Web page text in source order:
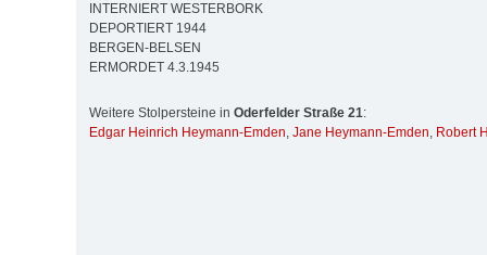
INTERNIERT WESTERBORK
DEPORTIERT 1944
BERGEN-BELSEN
ERMORDET 4.3.1945
Weitere Stolpersteine in Oderfelder Straße 21:
Edgar Heinrich Heymann-Emden, Jane Heymann-Emden, Robert